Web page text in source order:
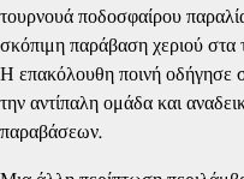
τουρνουά ποδοσφαίρου
σκόπιμη παράβαση χεριού στα
Η επακόλουθη ποινή οδήγησε
την αντίπαλη ομάδα και
παραβάσεων.